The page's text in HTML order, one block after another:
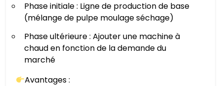
Phase initiale : Ligne de production de base
(mélange de pulpe moulage séchage)
Phase ultérieure : Ajouter une machine à
chaud en fonction de la demande du
marché
Avantages :